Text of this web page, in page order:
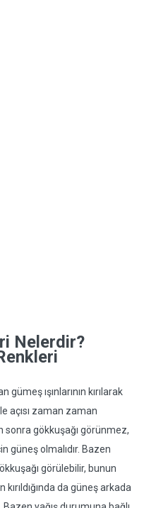
Nelerdir?
ışınlarının kırılarak
açısı zaman zaman
sonra gökkuşağı görünmez,
güneş olmalıdır. Bazen
görülebilir, bunun
kırıldığında da güneş arkada